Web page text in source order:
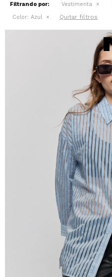
Filtrando por: Vestimenta
Color: Azul Quitar filtros